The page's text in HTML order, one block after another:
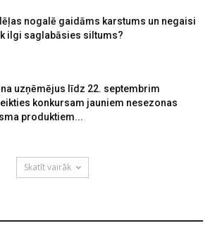
nogalē gaidāms karstums un negaisi
ilgi saglabāsies siltums?
uzņēmējus līdz 22. septembrim
konkursam jauniem nesezonas
produktiem...
Skatīt vairāk